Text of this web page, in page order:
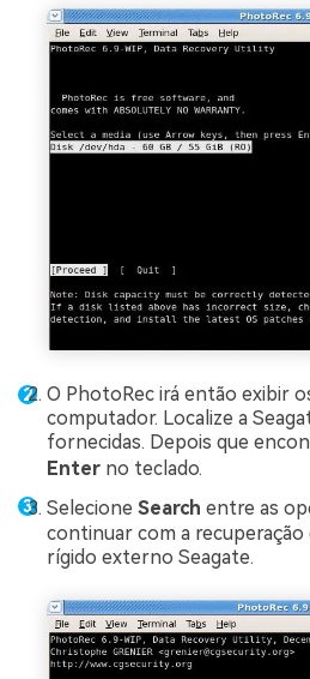
O PhotoRec irá então exibir
computador. Localize a
fornecidas. Depois que
Enter no teclado.
Selecione Search entre as
continuar com a recuperação
rígido externo Seagate.